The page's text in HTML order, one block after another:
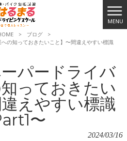
MENU
> ブログ
>
の知っておきたいこと】〜間違えやすい標識
パードライバ
っておきたい
えやすい標識
〜
2024/03/16